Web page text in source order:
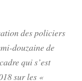
des policiers
douzaine de
qui s’est
sur les «